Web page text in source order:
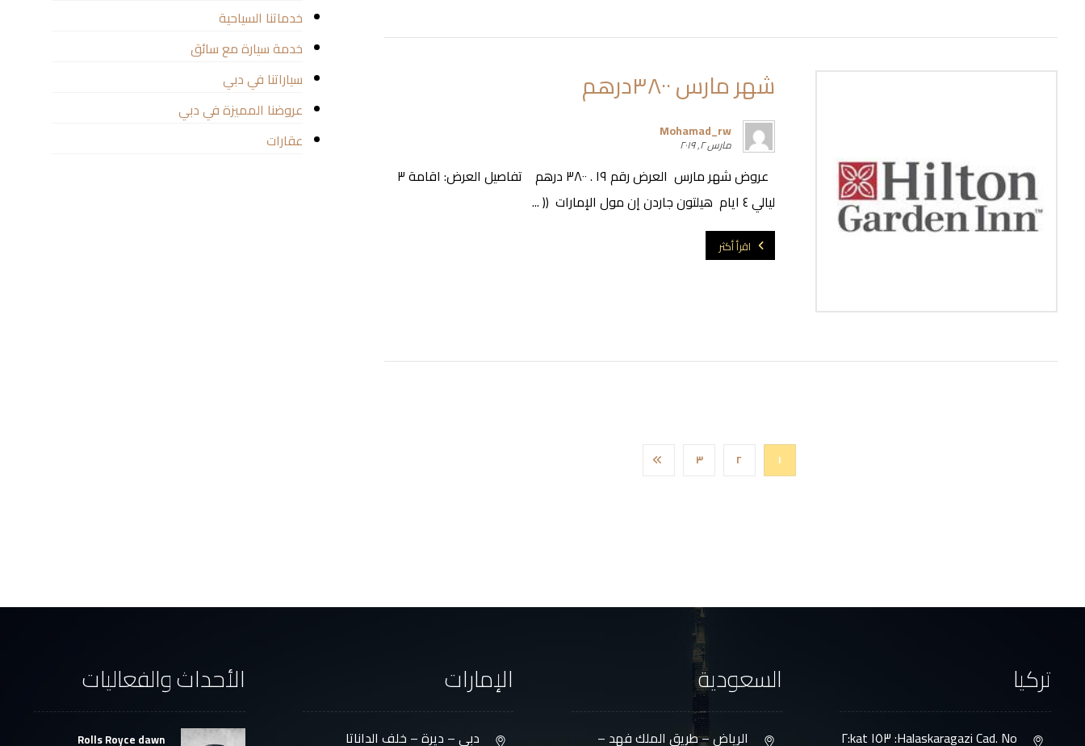
شهر مارس ٣٨٠٠درهم
Mohamad_rw
مارس ٢, ٢٠١٩
عروض شهر مارس العرض رقم ١٩ . ٣٨٠٠ درهم تفاصيل العرض: اقامة ٣
ليالي ٤ ايام هيلتون جاردن إن مول الإمارات (( ...
اقرأ أكثر
١ ٢ ٣
خدماتنا السياحية
خدمة سيارة مع سائق
سياراتنا في دبي
عروضنا المميزة في دبي
عقارات
تركيا
Halaskaragazi Cad. No: ١٥٣ kat:٢
السعودية
الرياض – طريق الملك فهد –
الإمارات
دبي – ديرة – خلف الداناتا
الأحداث والفعاليات
Rolls Royce dawn